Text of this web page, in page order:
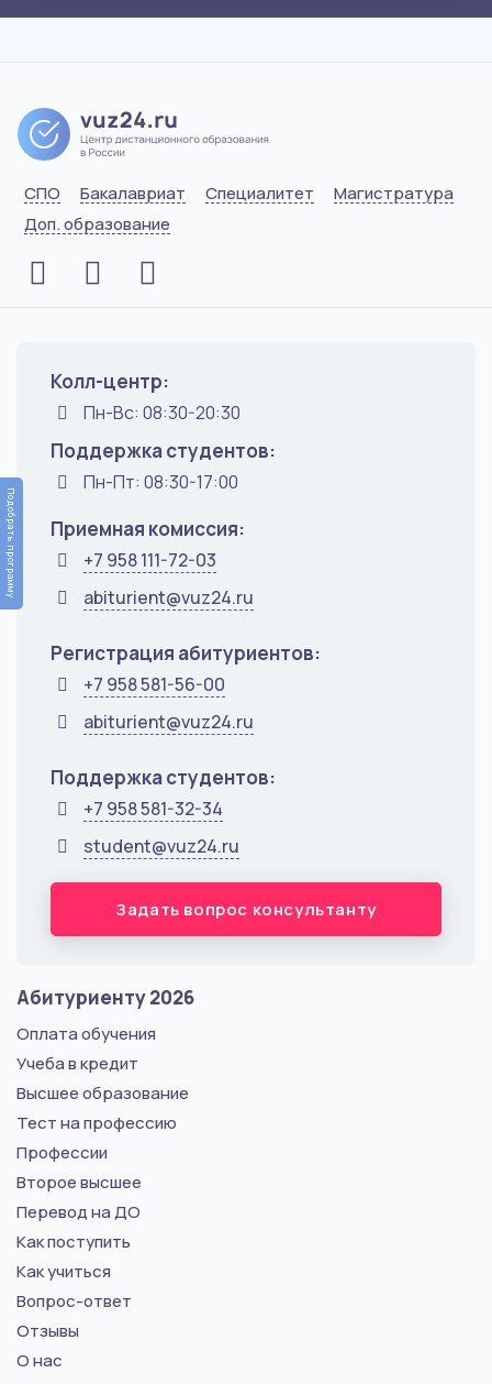
СПО Бакалавриат Специалитет
Магистратура
Доп. образование
Колл-центр:
Пн-Вс: 08:30-20:30
Поддержка студентов:
Пн-Пт: 08:30-17:00
Приемная комиссия:
+7 958 111-72-03
abiturient@vuz24.ru
Регистрация абитуриентов:
+7 958 581-56-00
abiturient@vuz24.ru
Поддержка студентов:
+7 958 581-32-34
student@vuz24.ru
Задать вопрос консультанту
Абитуриенту 2026
Оплата обучения
Учеба в кредит
Высшее образование
Тест на профессию
Профессии
Второе высшее
Перевод на ДО
Как поступить
Как учиться
Вопрос-ответ
Отзывы
О нас
Подобрать программу